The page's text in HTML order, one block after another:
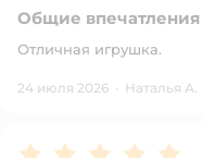
Общие впечатления
Отличная игрушка.
24 июля 2026 · Наталья А.
Рейтинг:5